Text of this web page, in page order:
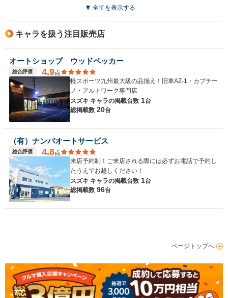
全てを表示する
キャラを扱う注目販売店
オートショップ ウッドペッカー
総合評価 4.9点
軽スポーツ九州最大級の品揃え！旧車AZ-1・カプチー
ノ・アルトワーク専門店
スズキ キャラの掲載台数 1台
総掲載数 20台
（有）ナンバオートサービス
総合評価 4.8点
来店予約制！ご来店される際には必ずお電話で予約し
たうえでお越しください！
スズキ キャラの掲載台数 1台
総掲載数 96台
ページトップへ